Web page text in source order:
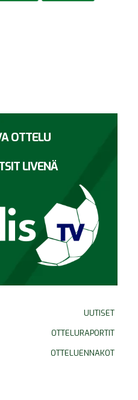
OTTELU
LIVENÄ
UUTISET
OTTELURAPORTIT
OTTELUENNAKOT